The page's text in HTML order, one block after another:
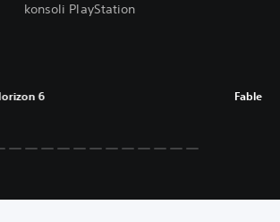
konsoli PlayStation
6 Fable